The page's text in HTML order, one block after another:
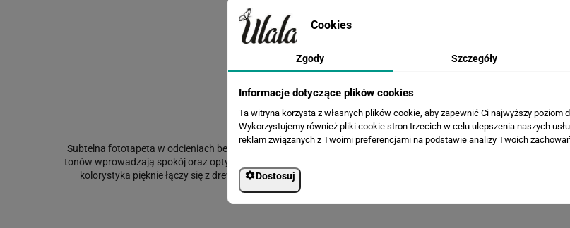
Subtelna fototapeta w odcieniach beżu przedstawiająca lekkie, piórkowe trawy pampasowe w delikatnej mgiełce,
tonów wprowadzają spokój oraz optycznie powiększają i rozjaśniają przestrzeń. Idealna do salonu, sypialni czy
kolorystyka pięknie łączy się z drewnem, rattanem i lnianymi tkaninami, tworząc przytulne, eleganckie
Cookies
Zgody Szczegóły
Informacje dotyczące plików cookies
Ta witryna korzysta z własnych plików cookie, aby zapewnić Ci najwyższy poziom
Wykorzystujemy również pliki cookie stron trzecich w celu ulepszenia naszych
reklam związanych z Twoimi preferencjami na podstawie analizy Twoich
Dostosuj